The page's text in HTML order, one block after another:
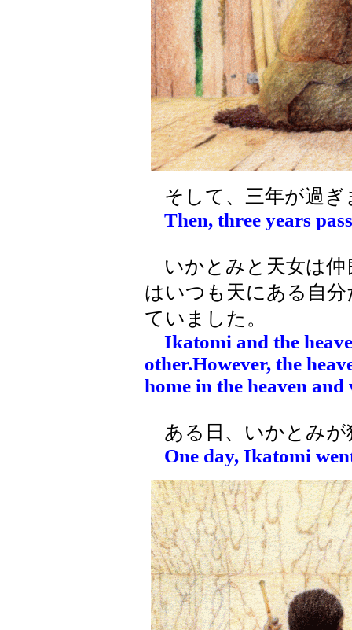
そして、三年が過ぎ
Then, three years
いかとみと天女は仲
はいつも天にある自
ていました。
Ikatomi and the
other.However, the
home in the heaven
ある日、いかとみが
One day, Ikatomi